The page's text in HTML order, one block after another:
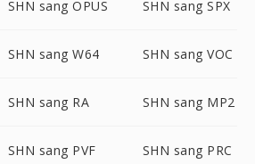
SHN sang OPUS SHN sang SPX
SHN sang W64 SHN sang VOC
SHN sang RA SHN sang MP2
SHN sang PVF SHN sang PRC